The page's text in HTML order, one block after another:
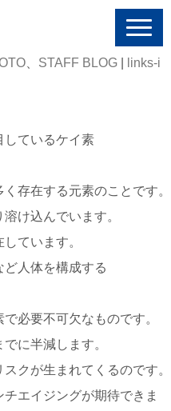
N
v
i
STAFF BLOG
links-i
しているケイ素
存在する元素のことです。
け込んでいます。
ています。
人体を構成する
必要不可欠なものです。
に半減します。
クが生まれてくるのです。
エイジングが期待できま